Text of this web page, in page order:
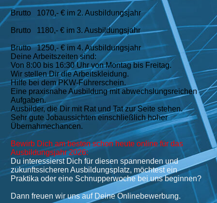
Brutto 1070,- € im 2. Ausbildungsjahr
Brutto 1180,- € im 3. Ausbildungsjahr
Brutto 1250,- € im 4. Ausbildungsjahr
Deine Arbeitszeiten sind:
Von 8:00 bis 16:30 Uhr von Montag bis Freitag.
Wir stellen Dir die Arbeitskleidung.
Hilfe bei dem PKW-Führerschein.
Eine praxisnahe Ausbildung mit abwechslungsreichen
Aufgaben.
Ausbilder, die Dir mit Rat und Tat zur Seite stehen.
Sehr gute Jobaussichten einschließlich hoher
Übernahmechancen.
Bewirb Dich am besten schon heute online für das
Ausbildungsjahr 2026:
Du interessierst Dich für diesen spannenden und
zukunftssicheren Ausbildungsplatz, möchtest ein
Praktika oder eine Schnupperwoche bei uns beginnen?
Dann freuen wir uns auf Deine Onlinebewerbung.